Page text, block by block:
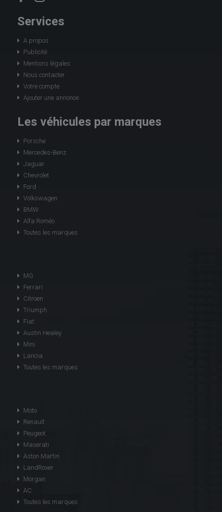
Services
A propos
Publicité
Mentions légales
Nous contacter
Votre compte
Ajouter une annonce
Les véhicules par marques
Porsche
Mercedes-Benz
Jaguar
Chevrolet
Ford
Volkswagen
BMW
Alfa Roméo
Toutes les marques
MG
Ferrari
Citroen
Triumph
Fiat
Austin Healey
Mini
Lancia
Toutes les marques
Moto
Renault
Peugeot
Maserati
Aston Martin
LandRover
Morgan
AC
Toutes les marques